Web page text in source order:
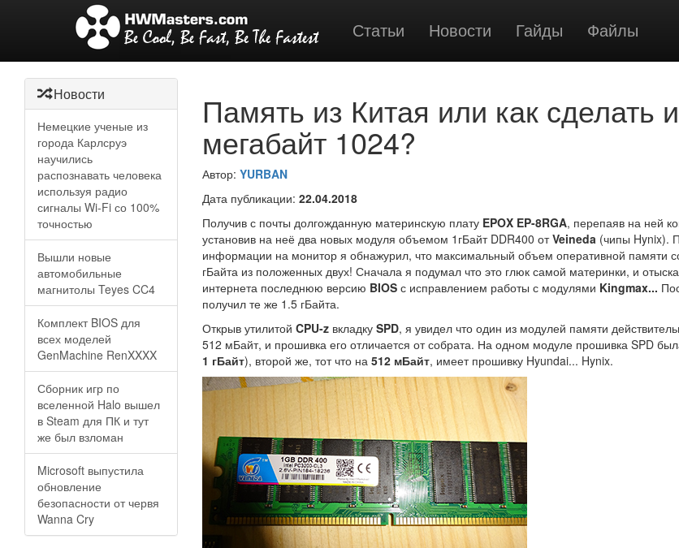
Статьи Новости Гайды Файлы
Новости
Немецкие ученые из
города Карлсруэ
научились
распознавать человека
используя радио
сигналы Wi-Fi со 100%
точностью
Вышли новые
автомобильные
магнитолы Teyes CC4
Комплект BIOS для
всех моделей
GenMachine RenXXXX
Сборник игр по
вселенной Halo вышел
в Steam для ПК и тут
же был взломан
Microsoft выпустила
обновление
безопасности от червя
Wanna Cry
Память из Китая или как сделать
мегабайт 1024?
Автор: YURBAN
Дата публикации: 22.04.2018
Получив с почты долгожданную материнскую плату EPOX EP-8RGA, перепаяв на ней
установив на неё два новых модуля объемом 1гБайт DDR400 отVeineda (чипы Hynix).
информации на монитор я обнажурил, что максимальный объем оперативной памяти
гБайта из положенных двух! Сначала я подумал что это глюк самой материнки, и
интернета последнюю версию BIOS с исправлением работы с модулями Kingmax...
получил те же 1.5 гБайта.
Открыв утилитой CPU-z вкладку SPD, я увидел что один из модулей памяти
512 мБайт, и прошивка его отличается от собрата. На одном модуле прошивка SPD
1 гБайт), второй же, тот что на 512 мБайт, имеет прошивку Hyundai... Hynix.